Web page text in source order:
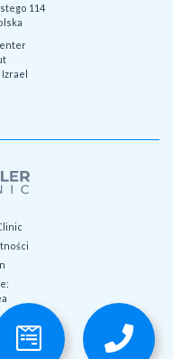
114
Izrael